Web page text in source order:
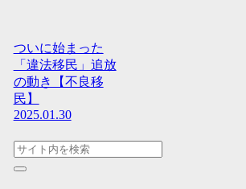
ついに始まった
「違法移民」追放
の動き【不良移
民】
2025.01.30